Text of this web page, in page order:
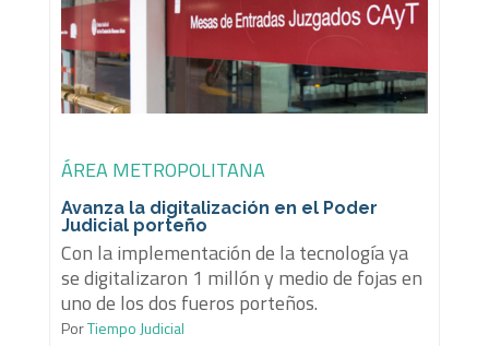
ÁREA METROPOLITANA
Avanza la digitalización en el Poder
Judicial porteño
Con la implementación de la tecnología ya
se digitalizaron 1 millón y medio de fojas en
uno de los dos fueros porteños.
PorTiempo Judicial